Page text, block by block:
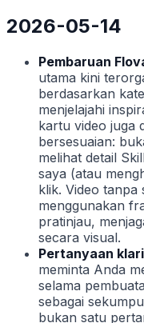
2026-05-14
Pembaruan
utama kini
berdasarkan
menjelajahi
kartu video juga
bersesuaian:
melihat detail
saya (atau
klik. Video tanpa
menggunakan
pratinjau,
secara visual.
Pertanyaan
meminta Anda
selama
sebagai
bukan satu